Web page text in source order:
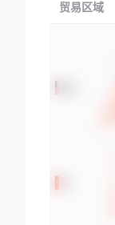
贸易区域